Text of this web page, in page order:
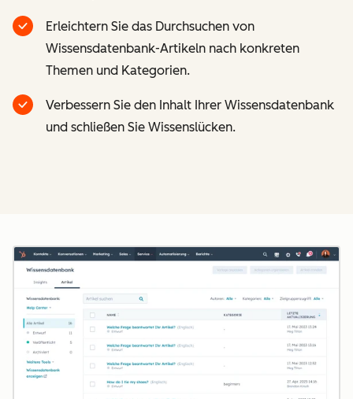
Erleichtern Sie das Durchsuchen von
Wissensdatenbank-Artikeln nach konkreten
Themen und Kategorien.
Verbessern Sie den Inhalt Ihrer Wissensdatenbank
und schließen Sie Wissenslücken.